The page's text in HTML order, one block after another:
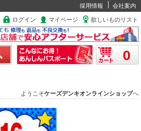
採用情報
会社案内
ログイン マイページ 欲しいものリスト
0
ようこそケーズデンキオンラインショップへ